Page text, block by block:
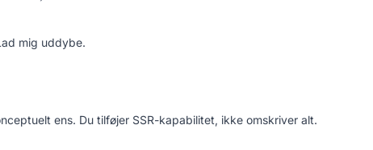
mig uddybe.
ens. Du tilføjer SSR-kapabilitet, ikke omskriver alt.